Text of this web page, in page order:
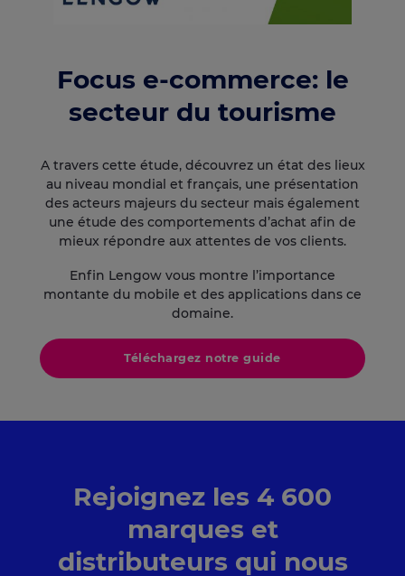
Notre plateforme vous permet d'adapter et de
Focus e-commerce: le
secteur du tourisme
A travers cette étude, découvrez un état des lieux
au niveau mondial et français, une présentation
des acteurs majeurs du secteur mais également
une étude des comportements d’achat afin de
mieux répondre aux attentes de vos clients.
Enfin Lengow vous montre l’importance
montante du mobile et des applications dans ce
domaine.
Téléchargez notre guide
Rejoignez les 4 600
marques et
distributeurs qui nous